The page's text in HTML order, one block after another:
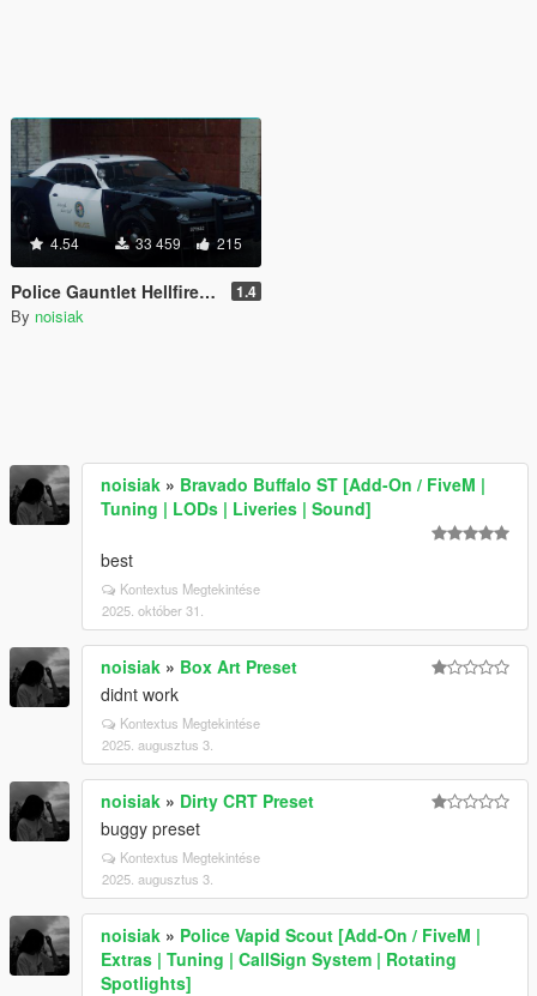
4.54 33 459 215
Police Gauntlet Hellfire [Add-On / FiveM | Unmarked | Extras | Tuning | CallSign System] 1.4
By noisiak
noisiak » Bravado Buffalo ST [Add-On / FiveM |
Tuning | LODs | Liveries | Sound]
best
Kontextus Megtekintése
2025. október 31.
noisiak » Box Art Preset
didnt work
Kontextus Megtekintése
2025. augusztus 3.
noisiak » Dirty CRT Preset
buggy preset
Kontextus Megtekintése
2025. augusztus 3.
noisiak » Police Vapid Scout [Add-On / FiveM |
Extras | Tuning | CallSign System | Rotating
Spotlights]